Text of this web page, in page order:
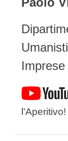
l'Aperitivo!